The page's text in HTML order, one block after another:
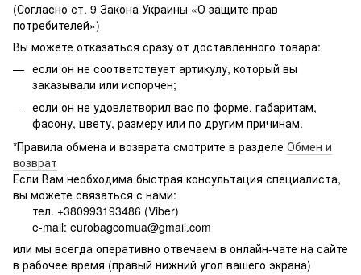
(Согласно ст. 9 Закона Украины «О защите прав
потребителей»)
Вы можете отказаться сразу от доставленного товара:
если он не соответствует артикулу, который вы
заказывали или испорчен;
если он не удовлетворил вас по форме, габаритам,
фасону, цвету, размеру или по другим причинам.
*Правила обмена и возврата смотрите в разделе Обмен и
возврат
Если Вам необходима быстрая консультация специалиста,
вы можете связаться с нами:
тел. +380993193486 (Viber)
e-mail: eurobagcomua@gmail.com
или мы всегда оперативно отвечаем в онлайн-чате на сайте
в рабочее время (правый нижний угол вашего экрана)